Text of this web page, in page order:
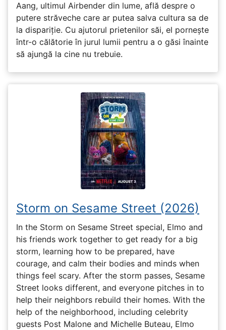
Aang, ultimul Airbender din lume, află despre o
putere străveche care ar putea salva cultura sa de
la dispariție. Cu ajutorul prietenilor săi, el pornește
într-o călătorie în jurul lumii pentru a o găsi înainte
să ajungă la cine nu trebuie.
Storm on Sesame Street (2026)
In the Storm on Sesame Street special, Elmo and
his friends work together to get ready for a big
storm, learning how to be prepared, have
courage, and calm their bodies and minds when
things feel scary. After the storm passes, Sesame
Street looks different, and everyone pitches in to
help their neighbors rebuild their homes. With the
help of the neighborhood, including celebrity
guests Post Malone and Michelle Buteau, Elmo